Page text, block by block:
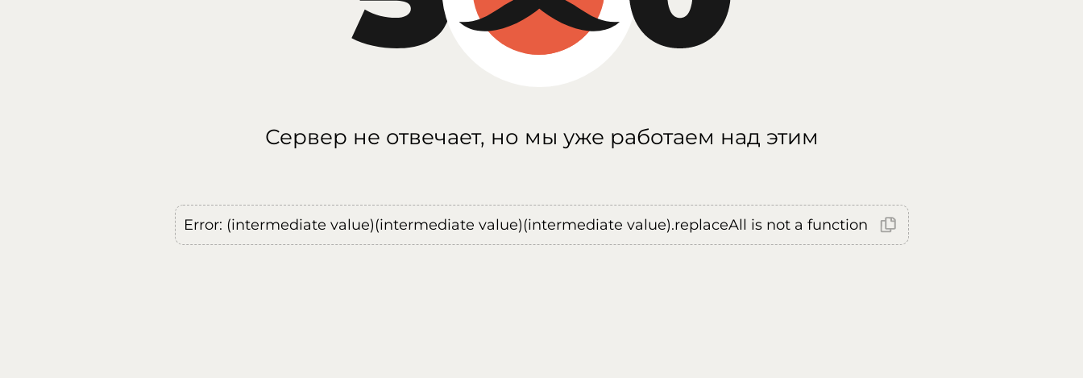
Сервер не отвечает, но мы уже работаем над этим
Error: (intermediate value)(intermediate value)(intermediate value).replaceAll is not a function